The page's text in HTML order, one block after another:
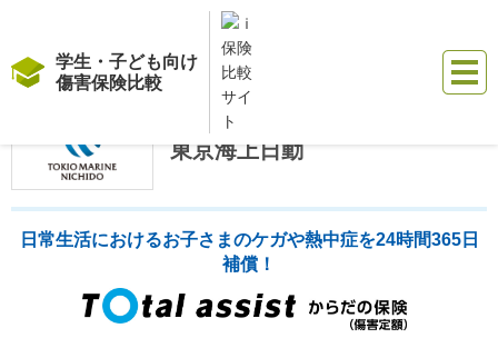
学生・子ども向け
傷害保険比較
保険比較サイト『ｉ保険』 学生・子ども向け傷害保険比較 保険会社から
東京海上日動
日常生活におけるお子さまのケガや熱中症を24時間365日
補償！